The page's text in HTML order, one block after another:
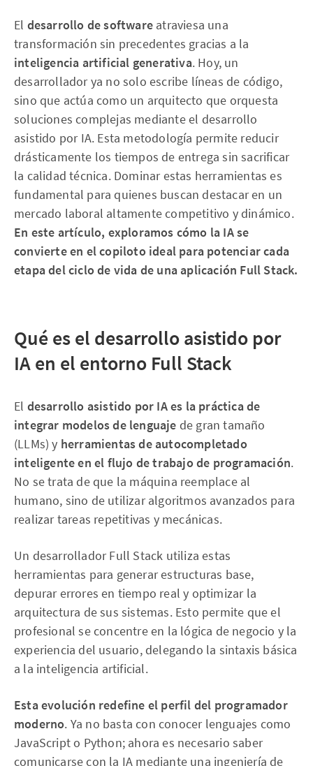
El desarrollo de software atraviesa una
transformación sin precedentes gracias a la
inteligencia artificial generativa. Hoy, un
desarrollador ya no solo escribe líneas de código,
sino que actúa como un arquitecto que orquesta
soluciones complejas mediante el desarrollo
asistido por IA. Esta metodología permite reducir
drásticamente los tiempos de entrega sin sacrificar
la calidad técnica. Dominar estas herramientas es
fundamental para quienes buscan destacar en un
mercado laboral altamente competitivo y dinámico.
En este artículo, exploramos cómo la IA se
convierte en el copiloto ideal para potenciar cada
etapa del ciclo de vida de una aplicación Full Stack.
Qué es el desarrollo asistido por
IA en el entorno Full Stack
El desarrollo asistido por IA es la práctica de
integrar modelos de lenguaje de gran tamaño
(LLMs) y herramientas de autocompletado
inteligente en el flujo de trabajo de programación.
No se trata de que la máquina reemplace al
humano, sino de utilizar algoritmos avanzados para
realizar tareas repetitivas y mecánicas.
Un desarrollador Full Stack utiliza estas
herramientas para generar estructuras base,
depurar errores en tiempo real y optimizar la
arquitectura de sus sistemas. Esto permite que el
profesional se concentre en la lógica de negocio y la
experiencia del usuario, delegando la sintaxis básica
a la inteligencia artificial.
Esta evolución redefine el perfil del programador
moderno. Ya no basta con conocer lenguajes como
JavaScript o Python; ahora es necesario saber
comunicarse con la IA mediante una ingeniería de